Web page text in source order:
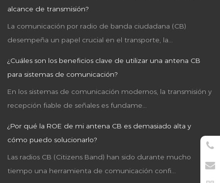
alcance de transmisión?
La comunicación por radio de banda ciudadana (CB)
desempeña un papel crucial en el transporte, la...
¿Cuáles son los beneficios clave de utilizar una antena CB
para sistemas de comunicación?
En los sistemas de comunicación modernos, la transmisión y
recepción fiable de señales es fundame...
¿Por qué la ROE de mi antena CB es demasiado alta y
cómo puedo solucionarlo?
Las radios CB (Citizens Band) han sido durante mucho
tiempo una herramienta de comunicación confi...